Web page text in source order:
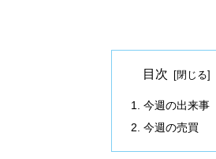
目次
今週の出来事
今週の売買